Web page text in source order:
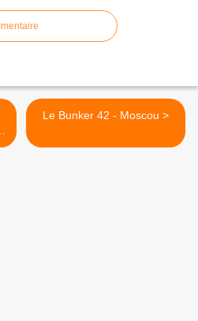
Le Bunker 42 - Moscou >